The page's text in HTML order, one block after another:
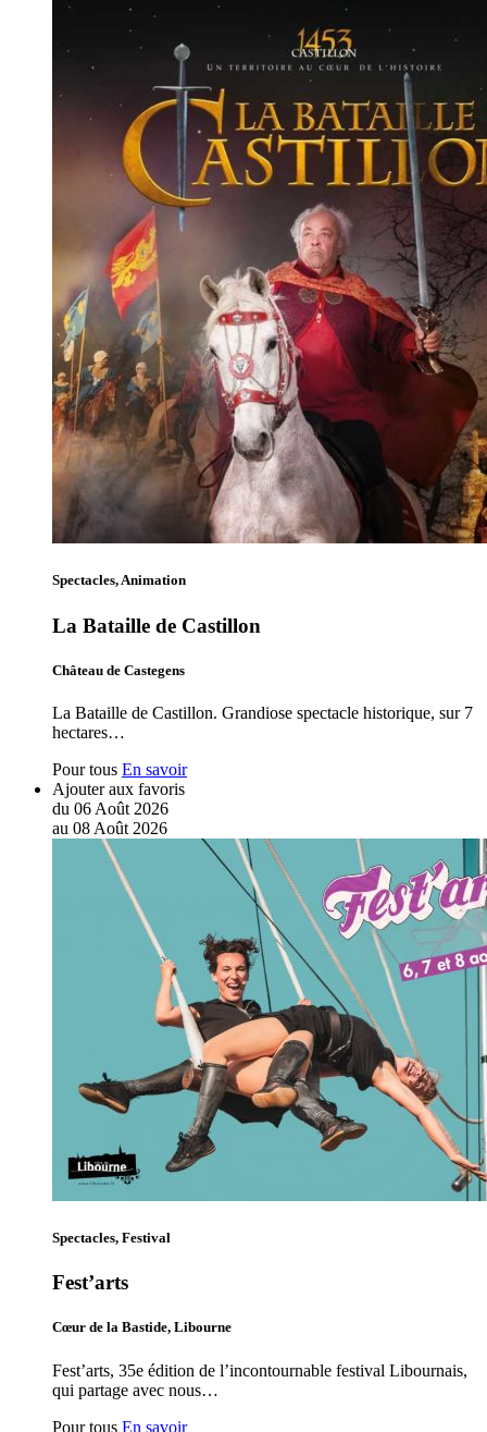
Spectacles, Animation
La Bataille de Castillon
Château de Castegens
La Bataille de Castillon. Grandiose spectacle historique, sur 7
hectares…
Pour tous En savoir
Ajouter aux favoris
du 06 Août 2026
au 08 Août 2026
Spectacles, Festival
Fest’arts
Cœur de la Bastide, Libourne
Fest’arts, 35e édition de l’incontournable festival Libournais,
qui partage avec nous…
Pour tous En savoir